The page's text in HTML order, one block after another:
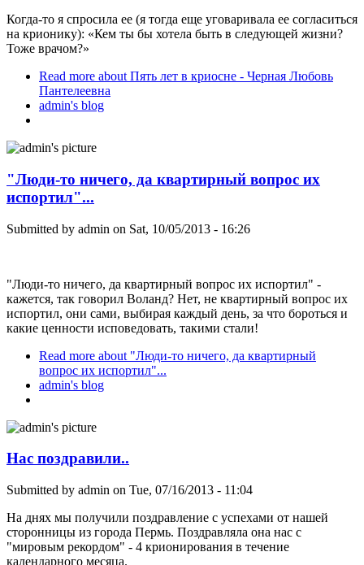
Когда-то я спросила ее (я тогда еще уговаривала ее согласиться
на крионику): «Кем ты бы хотела быть в следующей жизни?
Тоже врачом?»
Read more about Пять лет в криосне - Черная Любовь
Пантелеевна
admin's blog
"Люди-то ничего, да квартирный вопрос их
испортил"...
Submitted by admin on Sat, 10/05/2013 - 16:26
"Люди-то ничего, да квартирный вопрос их испортил" -
кажется, так говорил Воланд? Нет, не квартирный вопрос их
испортил, они сами, выбирая каждый день, за что бороться и
какие ценности исповедовать, такими стали!
Read more about "Люди-то ничего, да квартирный
вопрос их испортил"...
admin's blog
Нас поздравили..
Submitted by admin on Tue, 07/16/2013 - 11:04
На днях мы получили поздравление с успехами от нашей
сторонницы из города Пермь. Поздравляла она нас с
"мировым рекордом" - 4 крионирования в течение
календарного месяца.